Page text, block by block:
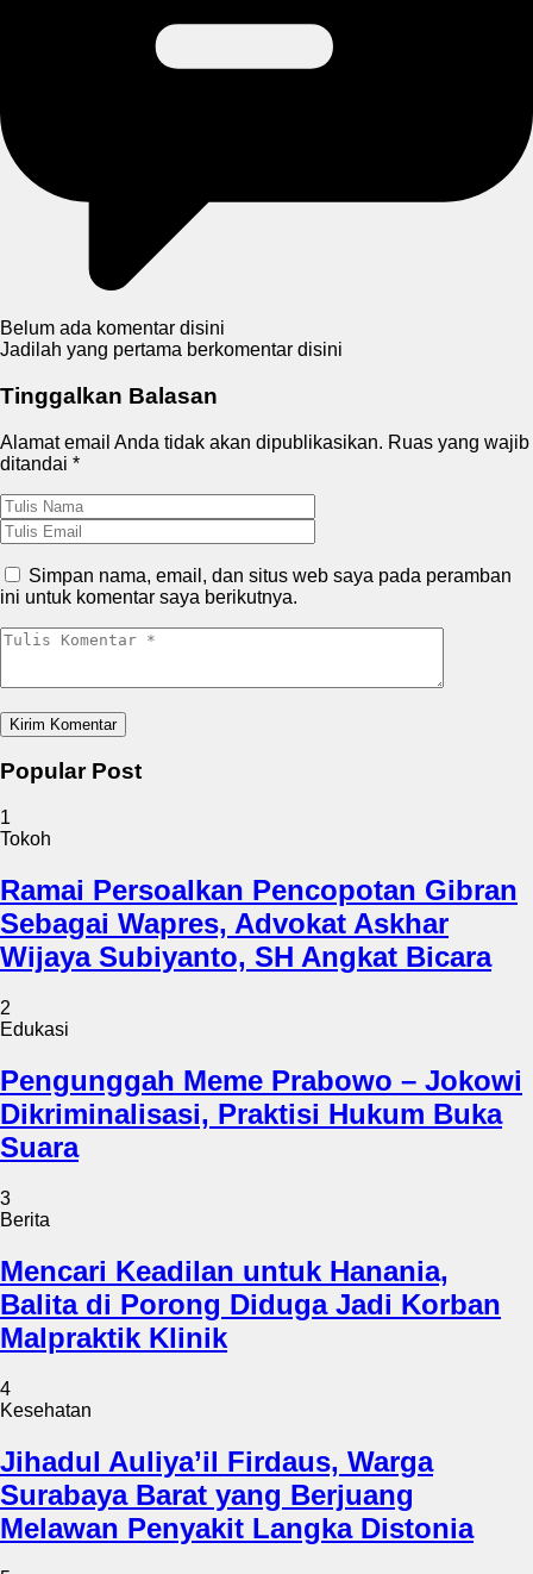
Belum ada komentar disini
Jadilah yang pertama berkomentar disini
Tinggalkan Balasan
Alamat email Anda tidak akan dipublikasikan. Ruas yang wajib
ditandai *
Simpan nama, email, dan situs web saya pada peramban
ini untuk komentar saya berikutnya.
Popular Post
1
Tokoh
Ramai Persoalkan Pencopotan Gibran
Sebagai Wapres, Advokat Askhar
Wijaya Subiyanto, SH Angkat Bicara
2
Edukasi
Pengunggah Meme Prabowo – Jokowi
Dikriminalisasi, Praktisi Hukum Buka
Suara
3
Berita
Mencari Keadilan untuk Hanania,
Balita di Porong Diduga Jadi Korban
Malpraktik Klinik
4
Kesehatan
Jihadul Auliya’il Firdaus, Warga
Surabaya Barat yang Berjuang
Melawan Penyakit Langka Distonia